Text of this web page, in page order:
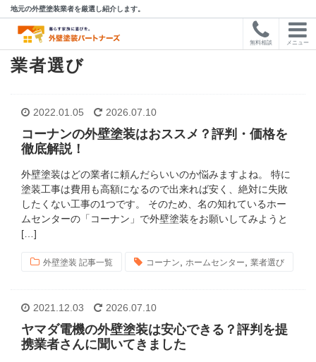
地元の外壁塗装業者を厳選し紹介します。
無料相談 メニュー
業者選び
2022.01.05 2026.07.10
コーナンの外壁塗装はおススメ？評判・価格を
徹底解説！
外壁塗装はどの業者に頼んだらいいのか悩みますよね。 特に
塗装工事は費用も高額になるので出来れば安く、絶対に失敗
したくない工事の1つです。 そのため、名の知れているホー
ムセンターの「コーナン」で外壁塗装をお願いしてみようと
[…]
外壁塗装 記事一覧 コーナン ホームセンター 業者選び
2021.12.03 2026.07.10
ヤマダ電機の外壁塗装は安心できる？評判を提
携業者さんに聞いてきました